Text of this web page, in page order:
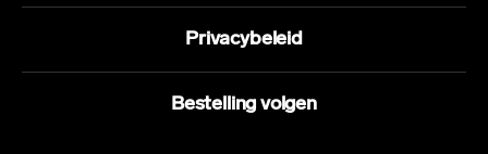
Privacybeleid
Bestelling volgen